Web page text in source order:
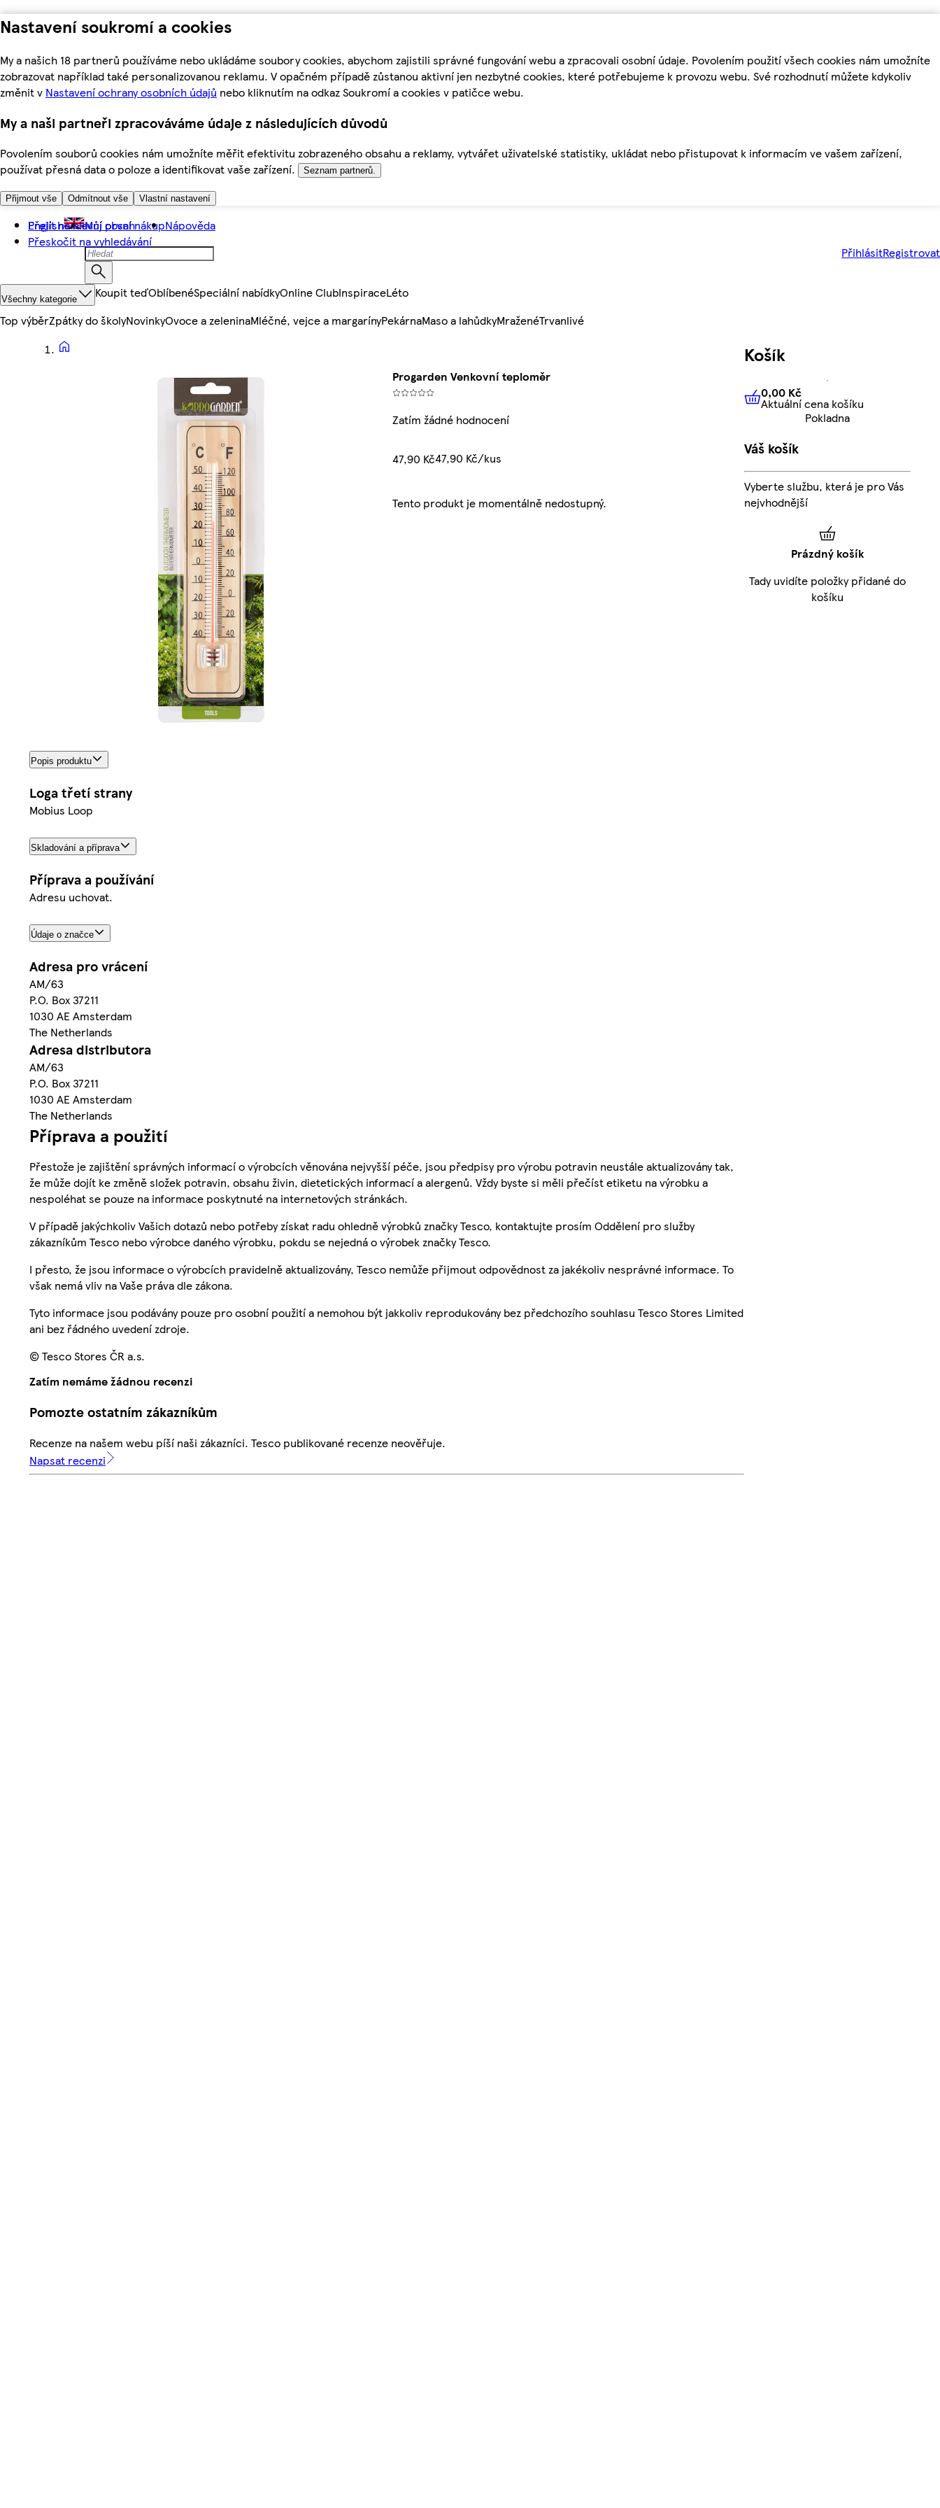
Nastavení soukromí a cookies
My a našich 18 partnerů používáme nebo ukládáme soubory cookies, abychom zajistili správné fungování webu a zpracovali osobní údaje. Povolením použití všech cookies nám umožníte
zobrazovat například také personalizovanou reklamu. V opačném případě zůstanou aktivní jen nezbytné cookies, které potřebujeme k provozu webu. Své rozhodnutí můžete kdykoliv
změnit v Nastavení ochrany osobních údajů nebo kliknutím na odkaz Soukromí a cookies v patičce webu.
My a naši partneři zpracováváme údaje z následujících důvodů
Povolením souborů cookies nám umožníte měřit efektivitu zobrazeného obsahu a reklamy, vytvářet uživatelské statistiky, ukládat nebo přistupovat k informacím ve vašem zařízení,
používat přesná data o poloze a identifikovat vaše zařízení.
Seznam partnerů.
Přijmout vše Odmítnout vše Vlastní nastavení
Přejít na hlavní obsah
Přeskočit na vyhledávání
English Můj první nákupNápověda
PřihlásitRegistrovat
Všechny kategorie Koupit teďOblíbenéSpeciální nabídkyOnline ClubInspiraceLéto
Top výběrZpátky do školyNovinkyOvoce a zeleninaMléčné, vejce a margarínyPekárnaMaso a lahůdkyMraženéTrvanlivé
Progarden Venkovní teploměr
Zatím žádné hodnocení
47,90 Kč47,90 Kč/kus
Tento produkt je momentálně nedostupný.
Popis produktu
Loga třetí strany
Mobius Loop
Skladování a příprava
Příprava a používání
Adresu uchovat.
Údaje o značce
Adresa pro vrácení
AM/63
P.O. Box 37211
1030 AE Amsterdam
The Netherlands
Adresa distributora
AM/63
P.O. Box 37211
1030 AE Amsterdam
The Netherlands
Příprava a použití
Přestože je zajištění správných informací o výrobcích věnována nejvyšší péče, jsou předpisy pro výrobu potravin neustále aktualizovány tak,
že může dojít ke změně složek potravin, obsahu živin, dietetických informací a alergenů. Vždy byste si měli přečíst etiketu na výrobku a
nespoléhat se pouze na informace poskytnuté na internetových stránkách.
V případě jakýchkoliv Vašich dotazů nebo potřeby získat radu ohledně výrobků značky Tesco, kontaktujte prosím Oddělení pro služby
zákazníkům Tesco nebo výrobce daného výrobku, pokdu se nejedná o výrobek značky Tesco.
I přesto, že jsou informace o výrobcích pravidelně aktualizovány, Tesco nemůže přijmout odpovědnost za jakékoliv nesprávné informace. To
však nemá vliv na Vaše práva dle zákona.
Tyto informace jsou podávány pouze pro osobní použití a nemohou být jakkoliv reprodukovány bez předchozího souhlasu Tesco Stores Limited
ani bez řádného uvedení zdroje.
© Tesco Stores ČR a.s.
Zatím nemáme žádnou recenzi
Pomozte ostatním zákazníkům
Recenze na našem webu píší naši zákazníci. Tesco publikované recenze neověřuje.
Napsat recenzi
Košík
0,00 KčAktuální cena košíku
0,00 Kč
Aktuální cena košíku
Pokladna
Váš košík
Vyberte službu, která je pro Vás
nejvhodnější
Prázdný košík
Tady uvidíte položky přidané do
košíku